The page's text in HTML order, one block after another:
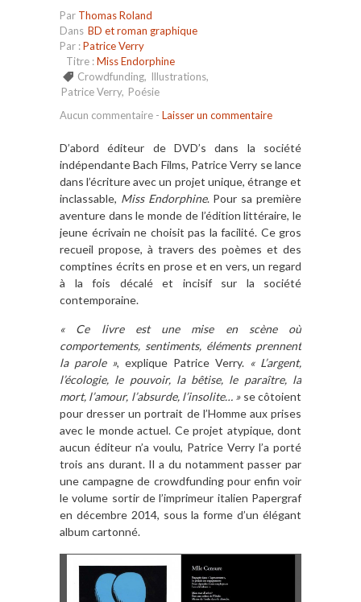
Par Thomas Roland
Dans BD et roman graphique
Par :Patrice Verry
Titre :Miss Endorphine
Crowdfunding, Illustrations,
Patrice Verry, Poésie
Aucun commentaire - Laisser un commentaire
D’abord éditeur de DVD’s dans la société
indépendante Bach Films, Patrice Verry se lance
dans l’écriture avec un projet unique, étrange et
inclassable, Miss Endorphine. Pour sa première
aventure dans le monde de l’édition littéraire, le
jeune écrivain ne choisit pas la facilité. Ce gros
recueil propose, à travers des poèmes et des
comptines écrits en prose et en vers, un regard
à la fois décalé et incisif sur la société
contemporaine.
« Ce livre est une mise en scène où
comportements, sentiments, éléments prennent
la parole », explique Patrice Verry. « L’argent,
l’écologie, le pouvoir, la bêtise, le paraître, la
mort, l’amour, l’absurde, l’insolite… »se côtoient
pour dresser un portrait de l’Homme aux prises
avec le monde actuel. Ce projet atypique, dont
aucun éditeur n’a voulu, Patrice Verry l’a porté
trois ans durant. Il a du notamment passer par
une campagne de crowdfunding pour enfin voir
le volume sortir de l’imprimeur italien Papergraf
en décembre 2014, sous la forme d’un élégant
album cartonné.